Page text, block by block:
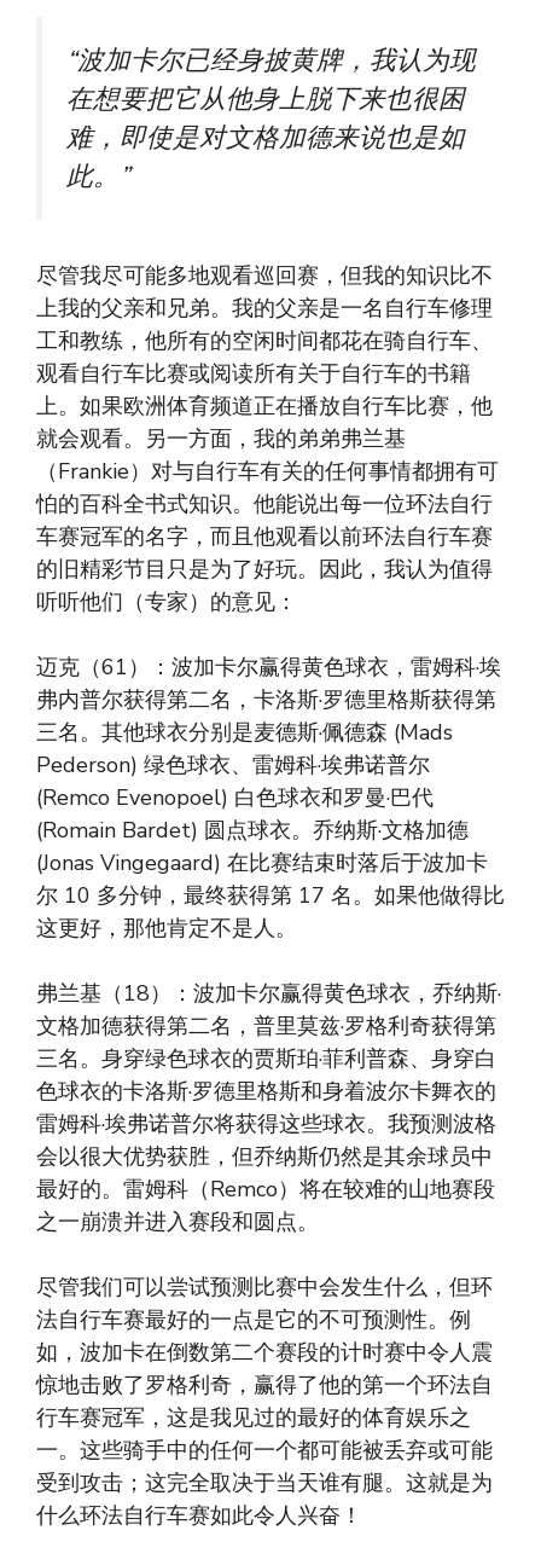
“波加卡尔已经身披黄牌，我认为现
在想要把它从他身上脱下来也很困
难，即使是对文格加德来说也是如
此。”
尽管我尽可能多地观看巡回赛，但我的知识比不
上我的父亲和兄弟。我的父亲是一名自行车修理
工和教练，​​他所有的空闲时间都花在骑自行车、
观看自行车比赛或阅读所有关于自行车的书籍
上。如果欧洲体育频道正在播放自行车比赛，他
就会观看。另一方面，我的弟弟弗兰基
（Frankie）对与自行车有关的任何事情都拥有可
怕的百科全书式知识。他能说出每一位环法自行
车赛冠军的名字，而且他观看以前环法自行车赛
的旧精彩节目只是为了好玩。因此，我认为值得
听听他们（专家）的意见：
迈克（61）：波加卡尔赢得黄色球衣，雷姆科·埃
弗内普尔获得第二名，卡洛斯·罗德里格斯获得第
三名。其他球衣分别是麦德斯·佩德森 (Mads
Pederson) 绿色球衣、雷姆科·埃弗诺普尔
(Remco Evenopoel) 白色球衣和罗曼·巴代
(Romain Bardet) 圆点球衣。乔纳斯·文格加德
(Jonas Vingegaard) 在比赛结束时落后于波加卡
尔 10 多分钟，最终获得第 17 名。如果他做得比
这更好，那他肯定不是人。
弗兰基（18）：波加卡尔赢得黄色球衣，乔纳斯·
文格加德获得第二名，普里莫兹·罗格利奇获得第
三名。身穿绿色球衣的贾斯珀·菲利普森、身穿白
色球衣的卡洛斯·罗德里格斯和身着波尔卡舞衣的
雷姆科·埃弗诺普尔将获得这些球衣。我预测波格
会以很大优势获胜，但乔纳斯仍然是其余球员中
最好的。雷姆科（Remco）将在较难的山地赛段
之一崩溃并进入赛段和圆点。
尽管我们可以尝试预测比赛中会发生什么，但环
法自行车赛最好的一点是它的不可预测性。例
如，波加卡在倒数第二个赛段的计时赛中令人震
惊地击败了罗格利奇，赢得了他的第一个环法自
行车赛冠军，这是我见过的最好的体育娱乐之
一。这些骑手中的任何一个都可能被丢弃或可能
受到攻击；这完全取决于当天谁有腿。这就是为
什么环法自行车赛如此令人兴奋！